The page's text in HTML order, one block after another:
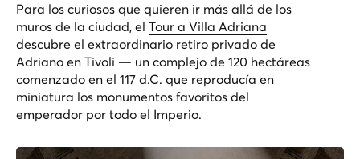
Para los curiosos que quieren ir más allá de los
muros de la ciudad, el Tour a Villa Adriana
descubre el extraordinario retiro privado de
Adriano en Tivoli — un complejo de 120 hectáreas
comenzado en el 117 d.C. que reproducía en
miniatura los monumentos favoritos del
emperador por todo el Imperio.